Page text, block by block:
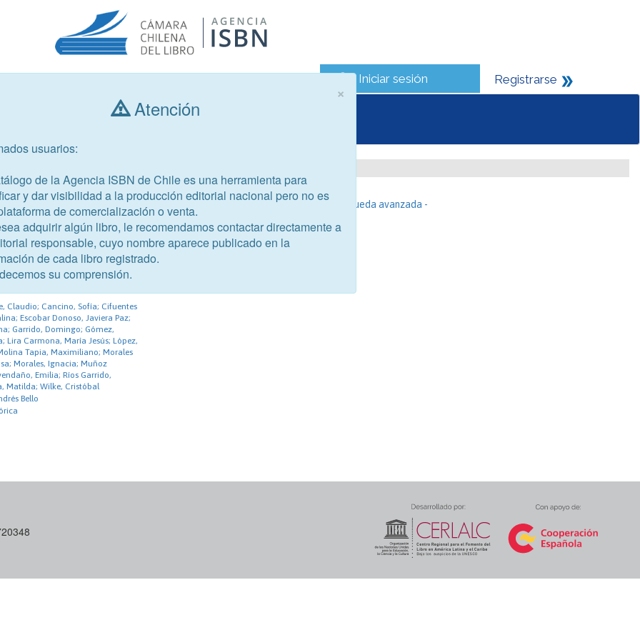
Iniciar sesión Registrarse
Consultar libros
- Búsqueda avanzada -
3
del III Concurso de cuentos
UNAB
Claudio; Cancino, Sofía; Cifuentes
Escobar Donoso, Javiera Paz;
Garrido, Domingo; Gómez,
Lira Carmona, María Jesús; López,
Tapia, Maximiliano; Morales
Morales, Ignacia; Muñoz
Emilia; Ríos Garrido,
Matilda; Wilke, Cristóbal
Bello
×
Atención
usuarios:
de la Agencia ISBN de Chile es una herramienta para
y dar visibilidad a la producción editorial nacional pero no es
de comercialización o venta.
adquirir algún libro, le recomendamos contactar directamente a
responsable, cuyo nombre aparece publicado en la
de cada libro registrado.
su comprensión.